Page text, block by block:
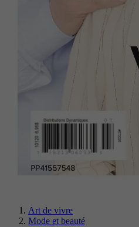
Art de vivre
Mode et beauté